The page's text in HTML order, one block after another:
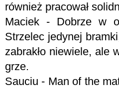
również pracował
Maciek - Dobrze w
Strzelec jedynej
zabrakło niewiele, ale
grze.
Sauciu - Man of the